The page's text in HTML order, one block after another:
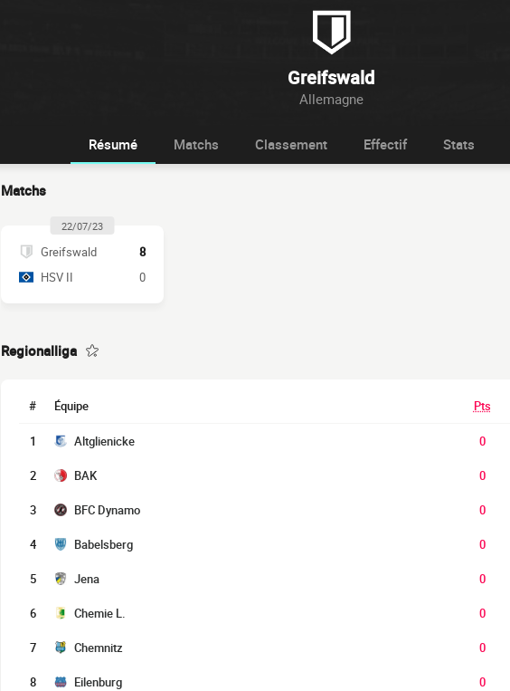
Greifswald
Allemagne
Résumé Matchs Classement Effectif Stats
Matchs
22/07/23
Greifswald
8
HSV II
0
Regionalliga
# Équipe Pts
1 Altglienicke 0
2 BAK 0
3 BFC Dynamo 0
4 Babelsberg 0
5 Jena 0
6 Chemie L. 0
7 Chemnitz 0
8 Eilenburg 0